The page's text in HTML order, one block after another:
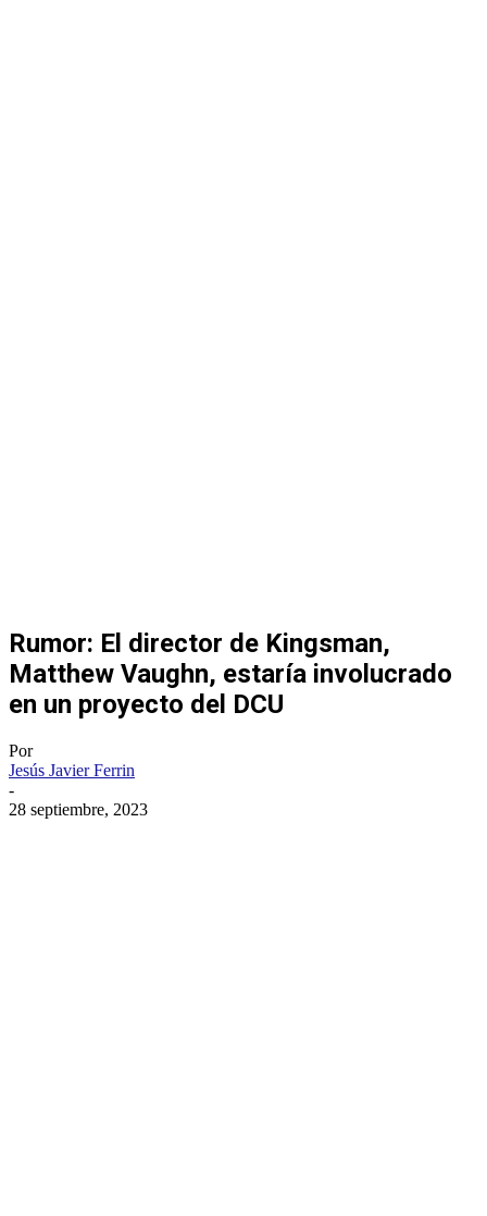
Rumor: El director de Kingsman,
Matthew Vaughn, estaría involucrado
en un proyecto del DCU
Por
Jesús Javier Ferrin
-
28 septiembre, 2023